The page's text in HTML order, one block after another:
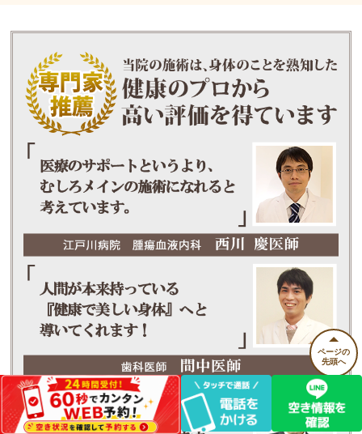
ページの
先頭へ